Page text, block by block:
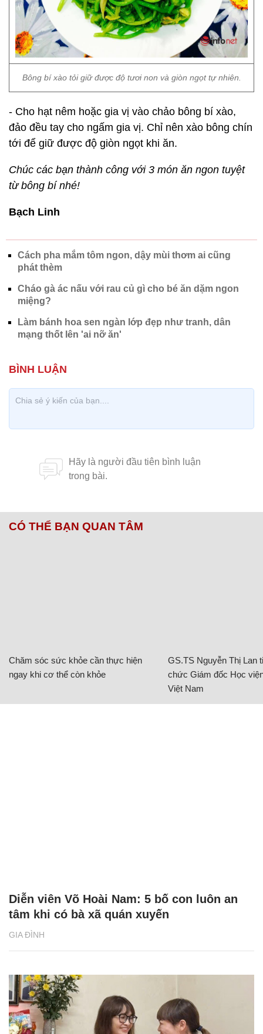
Bông bí xào tỏi giữ được độ tươi non và giòn ngọt tự nhiên.
- Cho hạt nêm hoặc gia vị vào chảo bông bí xào,
đảo đều tay cho ngấm gia vị. Chỉ nên xào bông chín
tới để giữ được độ giòn ngọt khi ăn.
Chúc các bạn thành công với 3 món ăn ngon tuyệt
từ bông bí nhé!
Bạch Linh
Cách pha mắm tôm ngon, dậy mùi thơm ai cũng
phát thèm
Cháo gà ác nấu với rau củ gì cho bé ăn dặm ngon
miệng?
Làm bánh hoa sen ngàn lớp đẹp như tranh, dân
mạng thốt lên 'ai nỡ ăn'
CÓ THỂ BẠN QUAN TÂM
Chăm sóc sức khỏe cần thực hiện
ngay khi cơ thể còn khỏe
GS.TS Nguyễn Thị Lan
chức Giám đốc Học
Việt Nam
GIA ĐÌNH
Diễn viên Võ Hoài Nam: 5 bố con luôn an
tâm khi có bà xã quán xuyến